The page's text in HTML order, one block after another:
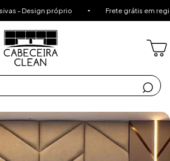
Frete grátis em regiões